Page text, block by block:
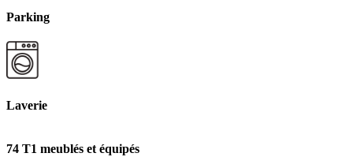
Parking
Laverie
74 T1 meublés et équipés